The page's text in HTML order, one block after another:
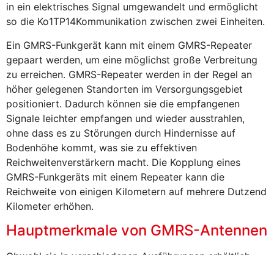
in ein elektrisches Signal umgewandelt und ermöglicht
so die Ko1TP14Kommunikation zwischen zwei Einheiten.
Ein GMRS-Funkgerät kann mit einem GMRS-Repeater
gepaart werden, um eine möglichst große Verbreitung
zu erreichen. GMRS-Repeater werden in der Regel an
höher gelegenen Standorten im Versorgungsgebiet
positioniert. Dadurch können sie die empfangenen
Signale leichter empfangen und wieder ausstrahlen,
ohne dass es zu Störungen durch Hindernisse auf
Bodenhöhe kommt, was sie zu effektiven
Reichweitenverstärkern macht. Die Kopplung eines
GMRS-Funkgeräts mit einem Repeater kann die
Reichweite von einigen Kilometern auf mehrere Dutzend
Kilometer erhöhen.
Hauptmerkmale von GMRS-Antennen